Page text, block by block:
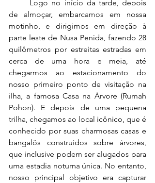
de almoçar, embarcamos em nossa
motinho, e dirigimos em direção à
parte leste de Nusa Penida, fazendo 28
quilômetros por estreitas estradas em
cerca de uma hora e meia, até
chegarmos ao estacionamento do
nosso primeiro ponto de visitação na
ilha, a famosa Casa na Árvore (Rumah
Pohon). E depois de uma pequena
trilha, chegamos ao local icônico, que é
conhecido por suas charmosas casas e
bangalôs construídos sobre árvores,
que inclusive podem ser alugados para
uma estadia noturna única. No entanto,
nosso principal objetivo era capturar